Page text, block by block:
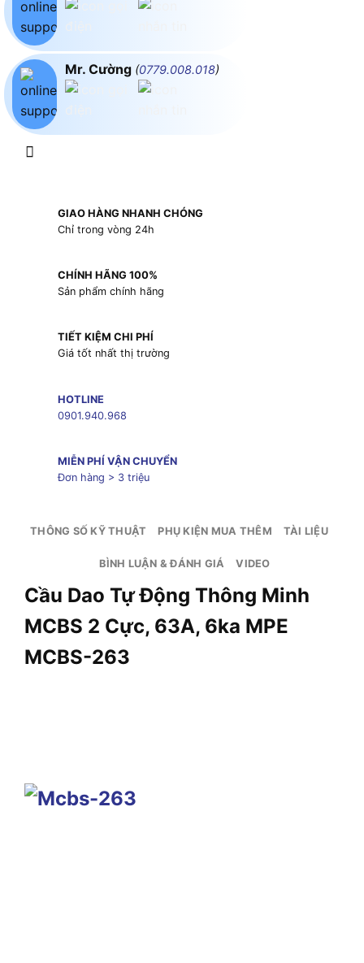
Mr. Cường (0779.008.018)
GIAO HÀNG NHANH CHÓNG
Chỉ trong vòng 24h
CHÍNH HÃNG 100%
Sản phẩm chính hãng
TIẾT KIỆM CHI PHÍ
Giá tốt nhất thị trường
HOTLINE
0901.940.968
MIỄN PHÍ VẬN CHUYỂN
Đơn hàng > 3 triệu
THÔNG SỐ KỸ THUẬT PHỤ KIỆN MUA THÊM TÀI LIỆU
BÌNH LUẬN & ĐÁNH GIÁ VIDEO
Cầu Dao Tự Động Thông Minh
MCBS 2 Cực, 63A, 6ka MPE
MCBS-263